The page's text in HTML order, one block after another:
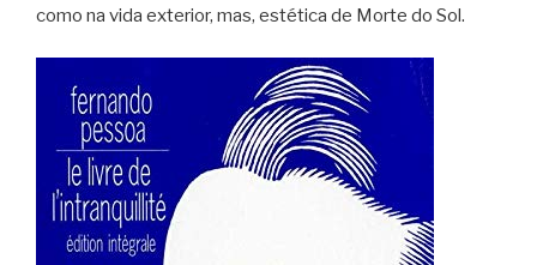
como na vida exterior, mas, estética de Morte do Sol.